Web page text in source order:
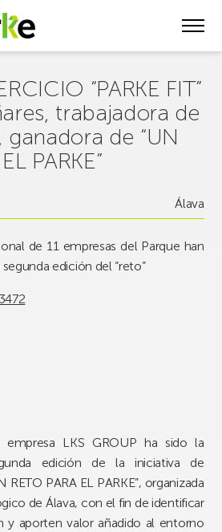
“PARKE FIT”
trabajadora de
ganadora de “UN
PARKE”
Álava
de 11 empresas del Parque han
edición del “reto”
empresa LKS GROUP ha sido la
edición de la iniciativa de
PARA EL PARKE”, organizada
de Álava, con el fin de identificar
y aporten valor añadido al entorno